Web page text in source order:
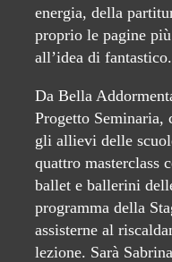
energia, della
proprio le pagine
all’idea di fantastico.
Da Bella
Progetto Seminaria,
gli allievi delle
quattro masterclass
ballet e ballerini
programma della
assisterne al
lezione. Sarà